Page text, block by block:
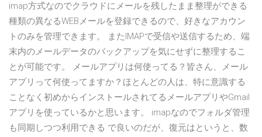
imap方式なのでクラウドにメールを残したまま整理ができる
種類の異なるWEBメールを登録できるので、好きなアカウン
トのみを管理できます。 またIMAPで受信や送信するため、端
末内のメールデータのバックアップを気にせずに整理するこ
とが可能です。 メールアプリは何使ってる？皆さん、メール
アプリって何使ってますか？ほとんどの人は、特に意識する
ことなく初めからインストールされてるメールアプリやGmail
アプリを使っているかと思います。 imapなのでフォルダ管理
も同期しつつ利用できる で良いのだが、復元はというと、数